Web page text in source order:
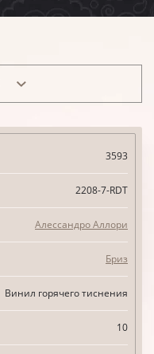
3593
2208-7-RDT
Алессандро Аллори
Бриз
Винил горячего тиснения
10